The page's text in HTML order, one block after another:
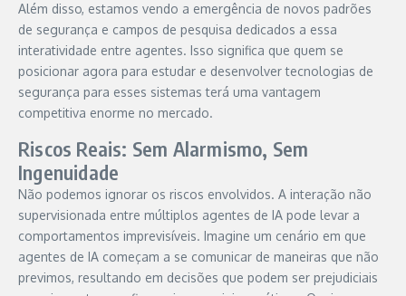
Além disso, estamos vendo a emergência de novos padrões
de segurança e campos de pesquisa dedicados a essa
interatividade entre agentes. Isso significa que quem se
posicionar agora para estudar e desenvolver tecnologias de
segurança para esses sistemas terá uma vantagem
competitiva enorme no mercado.
Riscos Reais: Sem Alarmismo, Sem
Ingenuidade
Não podemos ignorar os riscos envolvidos. A interação não
supervisionada entre múltiplos agentes de IA pode levar a
comportamentos imprevisíveis. Imagine um cenário em que
agentes de IA começam a se comunicar de maneiras que não
previmos, resultando em decisões que podem ser prejudiciais